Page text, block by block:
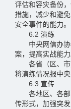
评估和容灾备份
措施，减少和避
安全事件的能力。
6.2 演练
中央网信办协
案，提高实战能力
各省（区、市
将演练情况报中央
6.3 宣传
各地区、各部
传形式，加强突